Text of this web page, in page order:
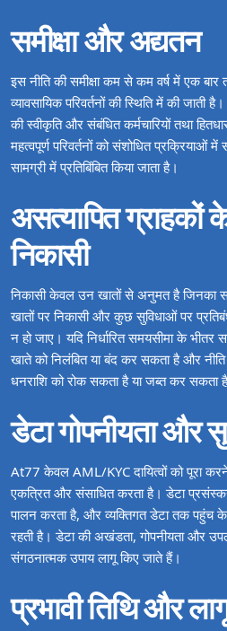
समीक्षा और अद्यतन
इस नीति की समीक्षा कम से कम वर्ष में एक बार
व्यावसायिक परिवर्तनों की स्थिति में की
की स्वीकृति और संबंधित कर्मचारियों तथा
महत्वपूर्ण परिवर्तनों को संशोधित प्रक्रियाओं
सामग्री में प्रतिबिंबित किया जाता है।
असत्यापित
निकासी
निकासी केवल उन खातों से अनुमत है जिनका
खातों पर निकासी और कुछ सुविधाओं पर
न हो जाए। यदि निर्धारित समयसीमा के भीतर
खाते को निलंबित या बंद कर सकता है और
धनराशि को रोक सकता है या जब्त कर सकता
डेटा गोपनीयता और
At77 केवल AML/KYC दायित्वों को पूरा
एकत्रित और संसाधित करता है। डेटा
पालन करता है, और व्यक्तिगत डेटा तक पहुंच
रहती है। डेटा की अखंडता, गोपनीयता और
संगठनात्मक उपाय लागू किए जाते हैं।
प्रभावी तिथि और